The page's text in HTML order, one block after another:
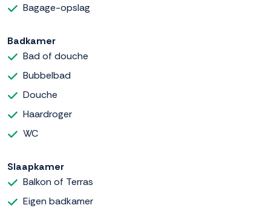
Bagage-opslag
Badkamer
Bad of douche
Bubbelbad
Douche
Haardroger
WC
Slaapkamer
Balkon of Terras
Eigen badkamer